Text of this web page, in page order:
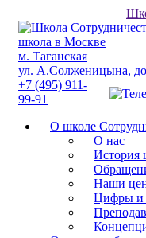
м. Таганская
ул. А.Солженицына,
+7 (495) 911-
99-91
О школе
О нас
История
Наши
Цифры и